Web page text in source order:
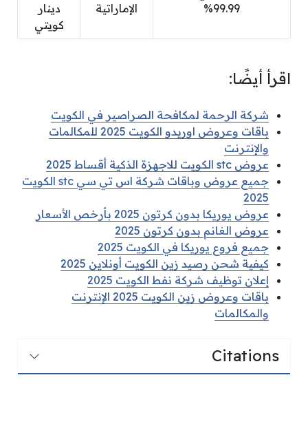
99.99%
الإماراتية
دينار
كويتي
اقرأ أيضًا:
شركة الرحمة لمكافحة الصراصير في الكويت
باقات وعروض اوريدو الكويت 2025 للمكالمات
والإنترنت
عروض stc الكويت للاجهزة الذكية أقساط 2025
جميع عروض وباقات شركة اس تي سي stc الكويت
2025
عروض يوريكا بدون كرتون 2025 بأرخص الأسعار
عروض الغانم بدون كرتون 2025
جميع فروع يوريكا في الكويت 2025
كيفية شحن رصيد زين الكويت أونلاين 2025
إعلان توظيف شركة نفط الكويت 2025
باقات وعروض زين الكويت 2025 الإنترنت
والمكالمات
Citations